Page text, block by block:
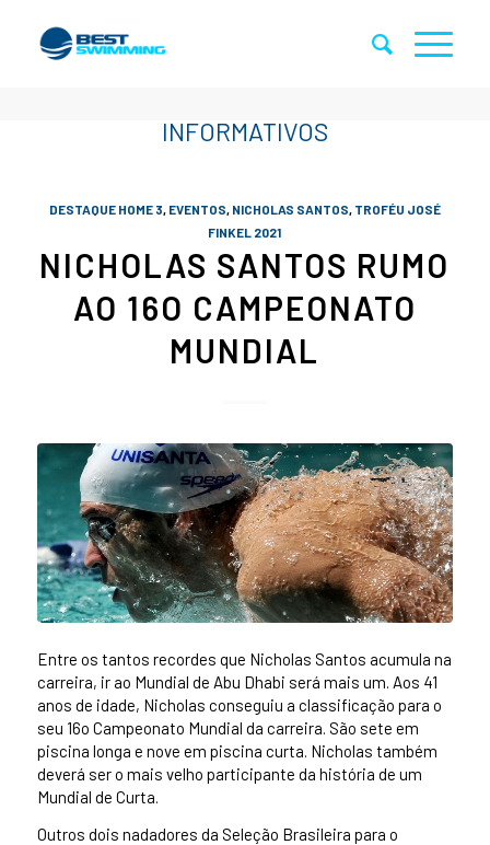
DESTAQUE HOME 3, EVENTOS, NICHOLAS SANTOS, TROFÉU JOSÉ
FINKEL 2021
NICHOLAS SANTOS RUMO
AO 16O CAMPEONATO
MUNDIAL
Entre os tantos recordes que Nicholas Santos acumula na
carreira, ir ao Mundial de Abu Dhabi será mais um. Aos 41
anos de idade, Nicholas conseguiu a classificação para o
seu 16o Campeonato Mundial da carreira. São sete em
piscina longa e nove em piscina curta. Nicholas também
deverá ser o mais velho participante da história de um
Mundial de Curta.
Outros dois nadadores da Seleção Brasileira para o